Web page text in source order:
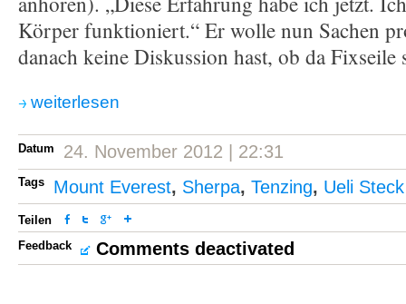
Körper funktioniert.“ Er wolle nun Sachen
danach keine Diskussion hast, ob da Fixseile
weiterlesen
Datum 24. November 2012 | 22:31
Tags Mount Everest, Sherpa, Tenzing, Ueli Steck
Teilen
Feedback
Comments deactivated